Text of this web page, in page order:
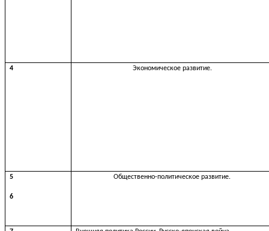
4 Экономическое развитие.
5
6
Общественно-политическое развитие.